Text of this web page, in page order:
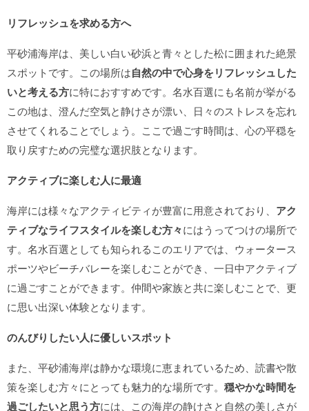
リフレッシュを求める方へ
平砂浦海岸は、美しい白い砂浜と青々とした松に囲まれた絶景
スポットです。この場所は自然の中で心身をリフレッシュした
いと考える方に特におすすめです。名水百選にも名前が挙がる
この地は、澄んだ空気と静けさが漂い、日々のストレスを忘れ
させてくれることでしょう。ここで過ごす時間は、心の平穏を
取り戻すための完璧な選択肢となります。
アクティブに楽しむ人に最適
海岸には様々なアクティビティが豊富に用意されており、 アク
ティブなライフスタイルを楽しむ方々にはうってつけの場所で
す。名水百選としても知られるこのエリアでは、ウォータース
ポーツやビーチバレーを楽しむことができ、一日中アクティブ
に過ごすことができます。仲間や家族と共に楽しむことで、更
に思い出深い体験となります。
のんびりしたい人に優しいスポット
また、平砂浦海岸は静かな環境に恵まれているため、読書や散
策を楽しむ方々にとっても魅力的な場所です。 穏やかな時間を
過ごしたいと思う方には、この海岸の静けさと自然の美しさが